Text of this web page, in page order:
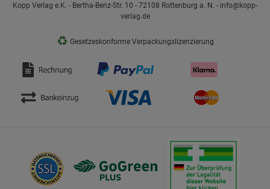
Kopp Verlag e.K. - Bertha-Benz-Str. 10 - 72108 Rottenburg a. N. - info@kopp-
verlag.de
♻ Gesetzeskonforme Verpackungslizenzierung